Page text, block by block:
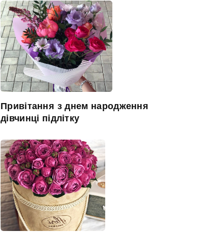
Привітання з днем народження
дівчинці підлітку